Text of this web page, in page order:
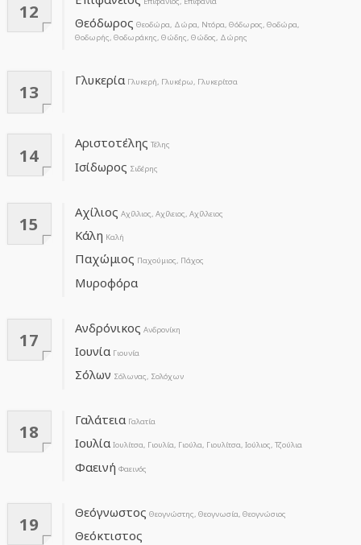
12
Θεόδωρος Θεοδώρα, Δώρα, Ντόρα, Θόδωρος, Θοδώρα,
Θοδωρής, Θοδωράκης, Θώδης, Θώδος, Δώρης
13
Γλυκερία Γλυκερή, Γλυκέρω, Γλυκερίτσα
14
Αριστοτέλης Τέλης
Ισίδωρος Σιδέρης
15
Αχίλιος Αχίλλιος, Αχίλειος, Αχίλλειος
Κάλη Καλή
Παχώμιος Παχούμιος, Πάχος
Μυροφόρα
17
Ανδρόνικος Ανδρονίκη
Ιουνία Γιουνία
Σόλων Σόλωνας, Σολόχων
18
Γαλάτεια Γαλατία
Ιουλία Iουλίτσα, Γιουλία, Γιούλα, Γιουλίτσα, Ιούλιος, Τζούλια
Φαεινή Φαεινός
19
Θεόγνωστος Θεογνώστης, Θεογνωσία, Θεογνώσιος
Θεόκτιστος